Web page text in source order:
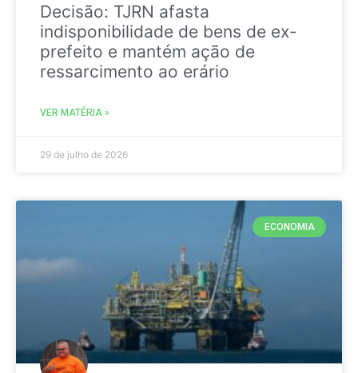
Decisão: TJRN afasta
indisponibilidade de bens de ex-
prefeito e mantém ação de
ressarcimento ao erário
VER MATÉRIA »
29 de julho de 2026
ECONOMIA